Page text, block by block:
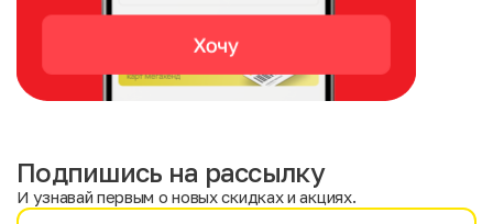
Подпишись на рассылку
И узнавай первым о новых скидках и акциях.